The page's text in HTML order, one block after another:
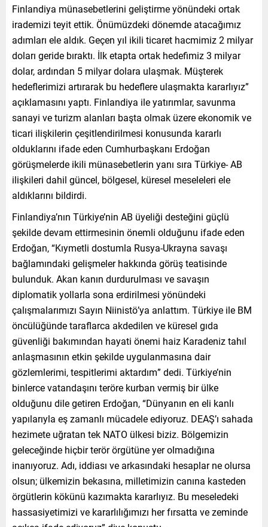
Finlandiya münasebetlerini geliştirme yönündeki ortak
irademizi teyit ettik. Önümüzdeki dönemde atacağımız
adımları ele aldık. Geçen yıl ikili ticaret hacmimiz 2 milyar
doları geride bıraktı. İlk etapta ortak hedefimiz 3 milyar
dolar, ardından 5 milyar dolara ulaşmak. Müşterek
hedeflerimizi artırarak bu hedeflere ulaşmakta kararlıyız”
açıklamasını yaptı. Finlandiya ile yatırımlar, savunma
sanayi ve turizm alanları başta olmak üzere ekonomik ve
ticari ilişkilerin çeşitlendirilmesi konusunda kararlı
olduklarını ifade eden Cumhurbaşkanı Erdoğan
görüşmelerde ikili münasebetlerin yanı sıra Türkiye- AB
ilişkileri dahil güncel, bölgesel, küresel meseleleri ele
aldıklarını bildirdi.
Finlandiya’nın Türkiye’nin AB üyeliği desteğini güçlü
şekilde devam ettirmesinin önemli olduğunu ifade eden
Erdoğan, “Kıymetli dostumla Rusya-Ukrayna savaşı
bağlamındaki gelişmeler hakkında görüş teatisinde
bulunduk. Akan kanın durdurulması ve savaşın
diplomatik yollarla sona erdirilmesi yönündeki
çalışmalarımızı Sayın Niinistö’ya anlattım. Türkiye ile BM
öncülüğünde taraflarca akdedilen ve küresel gıda
güvenliği bakımından hayati önemi haiz Karadeniz tahıl
anlaşmasının etkin şekilde uygulanmasına dair
gözlemlerimi, tespitlerimi aktardım” dedi. Türkiye’nin
binlerce vatandaşını teröre kurban vermiş bir ülke
olduğunu dile getiren Erdoğan, “Dünyanın en eli kanlı
yapılarıyla eş zamanlı mücadele ediyoruz. DEAŞ’ı sahada
hezimete uğratan tek NATO ülkesi biziz. Bölgemizin
geleceğinde hiçbir terör örgütüne yer olmadığına
inanıyoruz. Adı, iddiası ve arkasındaki hesaplar ne olursa
olsun; ülkemizin bekasına, milletimizin canına kasteden
örgütlerin kökünü kazımakta kararlıyız. Bu meseledeki
hassasiyetimizi ve kararlılığımızı her fırsatta ve zeminde